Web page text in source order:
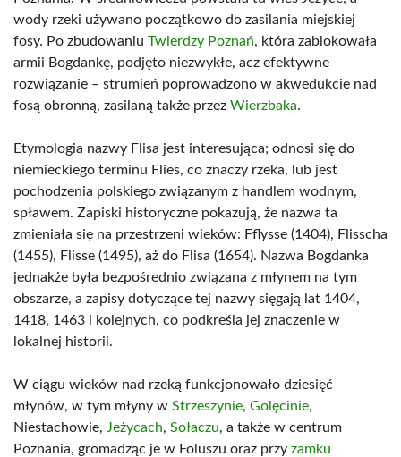
wody rzeki używano początkowo do zasilania miejskiej
fosy. Po zbudowaniu Twierdzy Poznań, która zablokowała
armii Bogdankę, podjęto niezwykłe, acz efektywne
rozwiązanie – strumień poprowadzono w akwedukcie nad
fosą obronną, zasilaną także przez Wierzbaka.
Etymologia nazwy Flisa jest interesująca; odnosi się do
niemieckiego terminu Flies, co znaczy rzeka, lub jest
pochodzenia polskiego związanym z handlem wodnym,
spławem. Zapiski historyczne pokazują, że nazwa ta
zmieniała się na przestrzeni wieków: Fflysse (1404), Flisscha
(1455), Flisse (1495), aż do Flisa (1654). Nazwa Bogdanka
jednakże była bezpośrednio związana z młynem na tym
obszarze, a zapisy dotyczące tej nazwy sięgają lat 1404,
1418, 1463 i kolejnych, co podkreśla jej znaczenie w
lokalnej historii.
W ciągu wieków nad rzeką funkcjonowało dziesięć
młynów, w tym młyny w Strzeszynie, Golęcinie,
Niestachowie, Jeżycach, Sołaczu, a także w centrum
Poznania, gromadząc je w Foluszu oraz przy zamku